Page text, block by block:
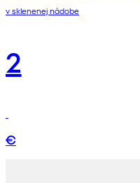
v sklenenej nádobe
2
€